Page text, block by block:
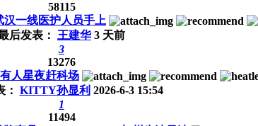
58115
一线医护人员手上
后发表：
王建华 3 天前
3
13276
人星夜赶科场
： KITTY孙显利 2026-6-3 15:54
1
11494